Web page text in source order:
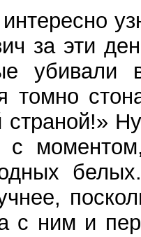
за эти
убивали
томно
страной!»
с
с ним и